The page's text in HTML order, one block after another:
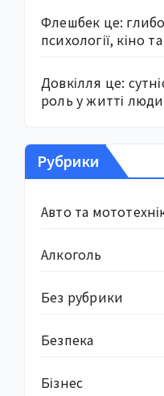
Флешбек це:
психології, кіно
Довкілля це:
роль у житті
Рубрики
Авто та
Алкоголь
Без рубрики
Безпека
Бізнес